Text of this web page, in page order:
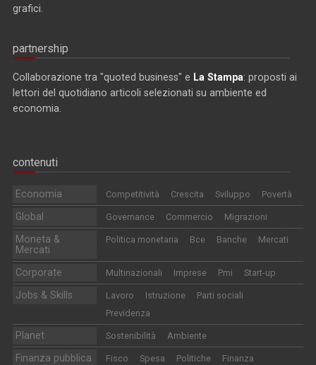
grafici.
partnership
Collaborazione tra "quoted business" e La Stampa: proposti ai
lettori del quotidiano articoli selezionati su ambiente ed
economia.
contenuti
Economia Competitività Crescita Sviluppo Povertà
Global Governance Commercio Migrazioni
Moneta &
Mercati
Politica monetaria Bce Banche Mercati
Corporate Multinazionali Imprese Pmi Start-up
Jobs & Skills Lavoro Istruzione
Parti sociali
Previdenza
Planet Sostenibilità Ambiente
Finanza pubblica Fisco Spesa Politiche Finanza